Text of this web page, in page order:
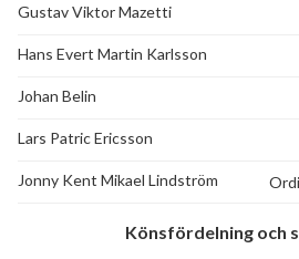
Gustav Viktor Mazetti
Hans Evert Martin Karlsson
Johan Belin
Lars Patric Ericsson
Jonny Kent Mikael Lindström
Könsfördelning och